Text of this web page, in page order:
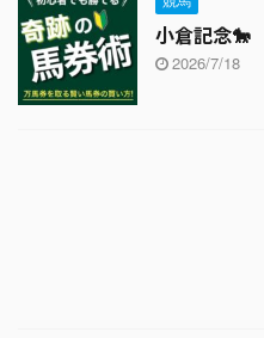
小倉記念🐎
2026/7/18